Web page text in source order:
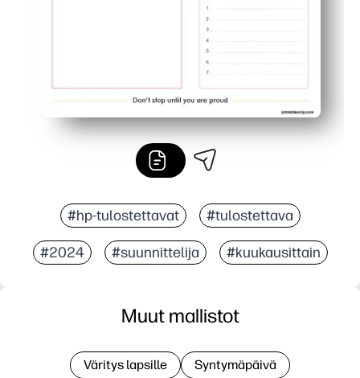
#hp-tulostettavat #tulostettava
#2024 #suunnittelija #kuukausittain
Muut mallistot
Väritys lapsille Syntymäpäivä